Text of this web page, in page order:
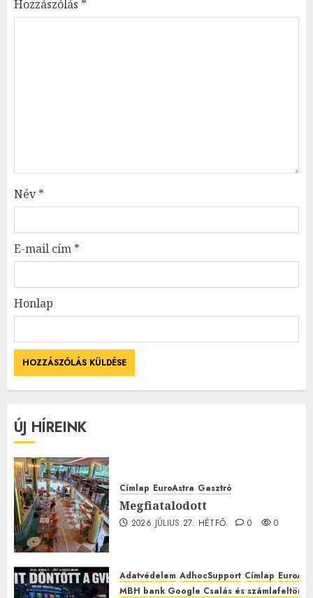
Hozzászólás *
Név*
E-mail cím *
Honlap
ÚJ HÍREINK
Címlap EuroAstra Gasztró
Megfiatalodott
2026.JÚLIUS.27. HÉTFŐ. 0 0
Adatvédelem AdhocSupport Címlap
MBH bank Google Csalás és